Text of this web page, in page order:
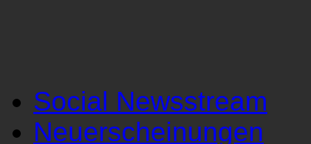
Social Newsstream
Neuerscheinungen